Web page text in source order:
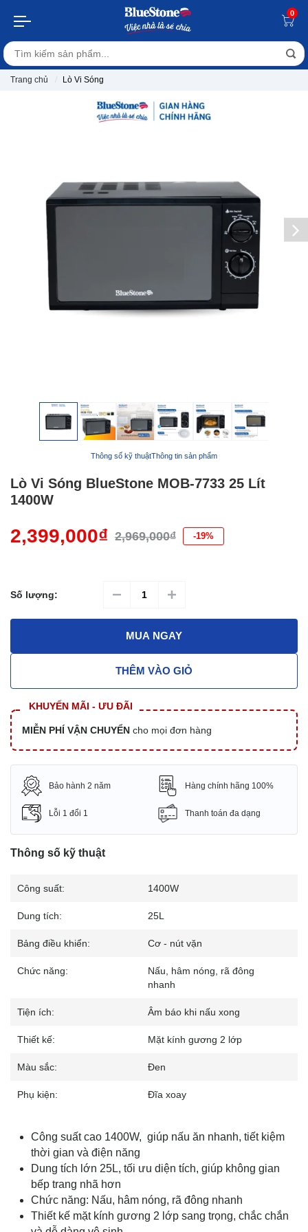
0
Trang chủ Lò Vi Sóng
Thông số kỹ thuậtThông tin sản phẩm
Lò Vi Sóng BlueStone MOB-7733 25 Lít
1400W
2,399,000₫ 2,969,000₫ -19%
Số lượng:
MUA NGAY
THÊM VÀO GIỎ
KHUYẾN MÃI - ƯU ĐÃI
MIỄN PHÍ VẬN CHUYỂN cho mọi đơn hàng
Bảo hành 2 năm Hàng chính hãng 100%
Lỗi 1 đổi 1 Thanh toán đa dạng
Thông số kỹ thuật
Công suất: 1400W
Dung tích: 25L
Bảng điều khiển: Cơ - nút vặn
Chức năng:
Nấu, hâm nóng, rã đông
nhanh
Tiện ích: Âm báo khi nấu xong
Thiết kế: Mặt kính gương 2 lớp
Màu sắc: Đen
Phụ kiện: Đĩa xoay
Công suất cao 1400W, giúp nấu ăn nhanh, tiết kiệm
thời gian và điện năng
Dung tích lớn 25L, tối ưu diện tích, giúp không gian
bếp trang nhã hơn
Chức năng: Nấu, hâm nóng, rã đông nhanh
Thiết kế mặt kính gương 2 lớp sang trọng, chắc chắn